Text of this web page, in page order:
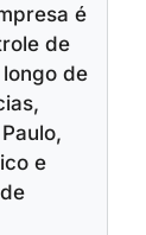
é
de
de
e